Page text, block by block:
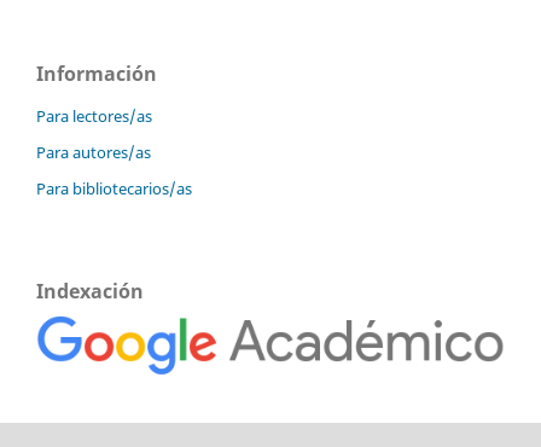
Información
Para lectores/as
Para autores/as
Para bibliotecarios/as
Indexación